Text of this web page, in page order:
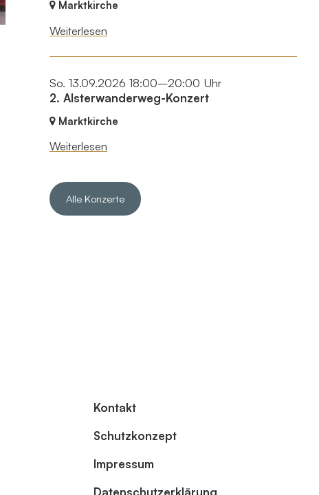
Marktkirche
Weiterlesen
So. 13.09.2026 18:00–20:00 Uhr
2. Alsterwanderweg-Konzert
Marktkirche
Weiterlesen
Alle Konzerte
Kontakt
Schutzkonzept
Impressum
Datenschutzerklärung